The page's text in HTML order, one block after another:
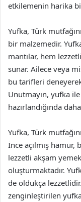
etkilemenin harika
Yufka, Türk
bir malzemedir.
mantılar, hem
sunar. Ailece veya
bu tarifleri
Unutmayın, yufka
hazırlandığında
Yufka, Türk
İnce açılmış
lezzetli akşam
oluşturmaktadır.
de oldukça
zenginleştirilen